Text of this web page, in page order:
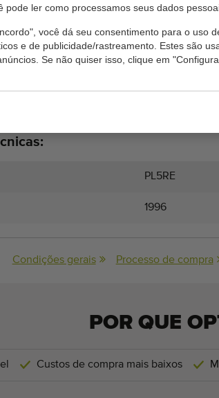
pode ler como processamos seus dados
você dá seu consentimento para o uso
e de publicidade/rastreamento. Estes são
Se não quiser isso, clique em
bolbos de flores, plantar cebolas, etc.
plantas de todos os tamanhos,
cebolas, etc.
em um transportador da fábrica,
são divididos de forma otimizada. O
pelas rodas da plantadora
PL5RE
1996
Condições gerais Processo de compra
POR QUE
Custos de compra mais baixos